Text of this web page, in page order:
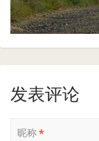
发表评论
昵称*